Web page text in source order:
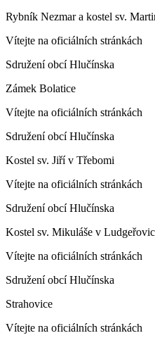
Rybník Nezmar a kostel sv.
Vítejte na oficiálních stránkách
Sdružení obcí Hlučínska
Zámek Bolatice
Vítejte na oficiálních stránkách
Sdružení obcí Hlučínska
Kostel sv. Jiří v Třebomi
Vítejte na oficiálních stránkách
Sdružení obcí Hlučínska
Kostel sv. Mikuláše v
Vítejte na oficiálních stránkách
Sdružení obcí Hlučínska
Strahovice
Vítejte na oficiálních stránkách